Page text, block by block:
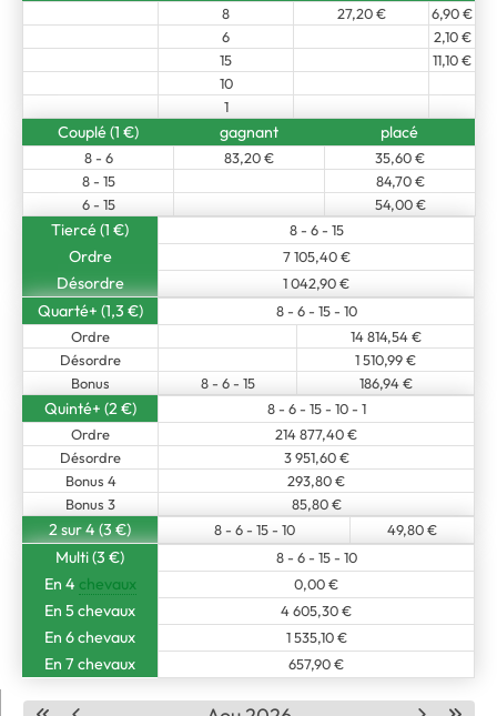
8 27,20 €
6,90 €
6
2,10 €
15
11,10 €
10
1
Couplé (1 €) gagnant placé
8 - 6 83,20 €
35,60 €
8 - 15
84,70 €
6 - 15
54,00 €
Tiercé (1 €) 8 - 6 - 15
Ordre 7 105,40 €
Désordre 1 042,90 €
Quarté+ (1,3 €)
8 - 6 - 15 - 10
Ordre
14 814,54 €
Désordre
1 510,99 €
Bonus
8 - 6 - 15 186,94 €
Quinté+ (2 €)
8 - 6 - 15 - 10 - 1
Ordre
214 877,40 €
Désordre
3 951,60 €
Bonus 4
293,80 €
Bonus 3
85,80 €
2 sur 4 (3 €) 8 - 6 - 15 - 10 49,80 €
Multi (3 €) 8 - 6 - 15 - 10
En 4 chevaux 0,00 €
En 5 chevaux 4 605,30 €
En 6 chevaux 1 535,10 €
En 7 chevaux 657,90 €